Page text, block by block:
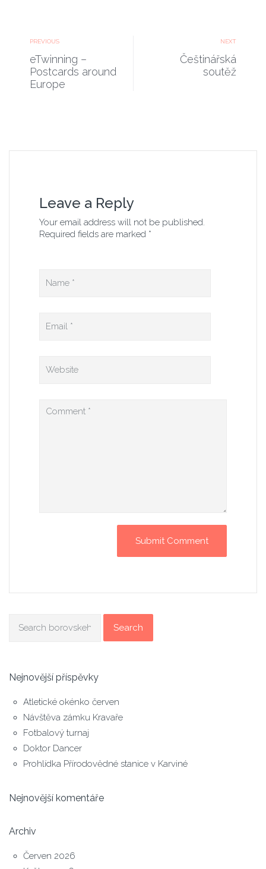
PREVIOUS
eTwinning –
Postcards around
Europe
NEXT
Češtinářská
soutěž
Leave a Reply
Your email address will not be published.
Required fields are marked *
Search
Nejnovější příspěvky
Atletické okénko červen
Návštěva zámku Kravaře
Fotbalový turnaj
Doktor Dancer
Prohlídka Přírodovědné stanice v Karviné
Nejnovější komentáře
Archiv
Červen 2026